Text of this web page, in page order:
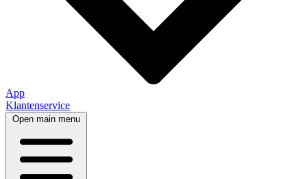
App
Klantenservice
Open main menu